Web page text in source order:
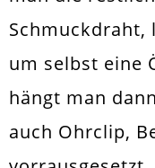
Schmuckdraht,
um selbst eine
hängt man
auch Ohrclip,